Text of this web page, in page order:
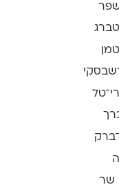
שר